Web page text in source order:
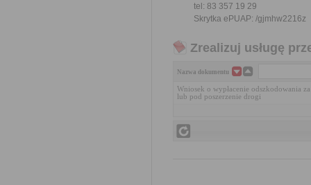
tel: 83 357 19 29
Skrytka ePUAP: /gjmhw2216z
Zrealizuj usługę
Nazwa dokumentu
Wniosek o wypłacenie odszkodowania
lub pod poszerzenie drogi